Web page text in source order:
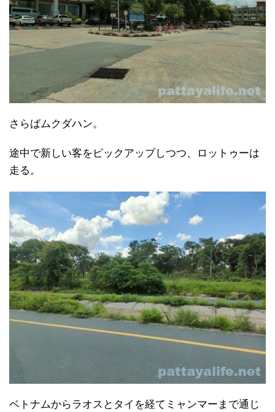
さらばムクダハン。
途中で新しい客をピックアップしつつ、ロットゥーは
走る。
ベトナムからラオスとタイを経てミャンマーまで通じ